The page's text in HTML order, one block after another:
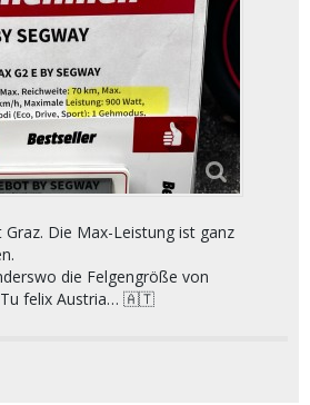
Die Max-Leistung ist ganz
die Felgengröße von
Tu felix Austria… 🇦🇹